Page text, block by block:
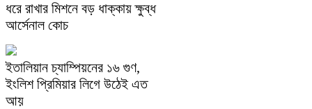
ধরে রাখার মিশনে বড় ধাক্কায় ক্ষুব্ধ
আর্সেনাল কোচ
ইতালিয়ান চ্যাম্পিয়নের ১৬ গুণ,
ইংলিশ প্রিমিয়ার লিগে উঠেই এত
আয়